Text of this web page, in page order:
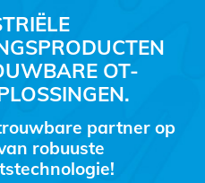
OT-
partner op
robuuste